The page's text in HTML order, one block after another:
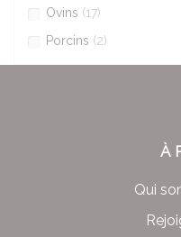
Ovins (17)
Porcins (2)
À
Qui